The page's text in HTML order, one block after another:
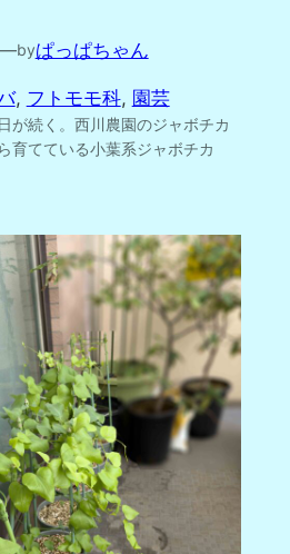
byぱっぱちゃん
, フトモモ科, 園芸
が続く。西川農園のジャボチカ
育てている小葉系ジャボチカ